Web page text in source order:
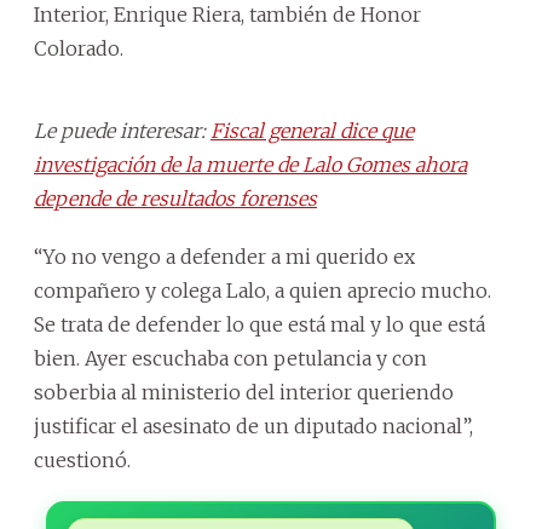
Interior, Enrique Riera, también de Honor
Colorado.
Le puede interesar: Fiscal general dice que
investigación de la muerte de Lalo Gomes ahora
depende de resultados forenses
“Yo no vengo a defender a mi querido ex
compañero y colega Lalo, a quien aprecio mucho.
Se trata de defender lo que está mal y lo que está
bien. Ayer escuchaba con petulancia y con
soberbia al ministerio del interior queriendo
justificar el asesinato de un diputado nacional”,
cuestionó.